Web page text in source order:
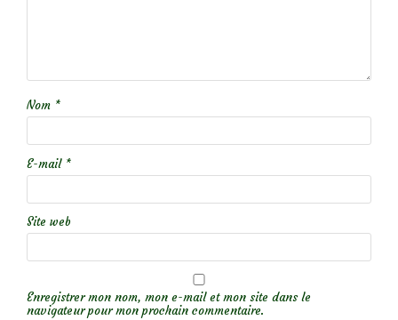
Nom *
E-mail *
Site web
Enregistrer mon nom, mon e-mail et mon site dans le
navigateur pour mon prochain commentaire.